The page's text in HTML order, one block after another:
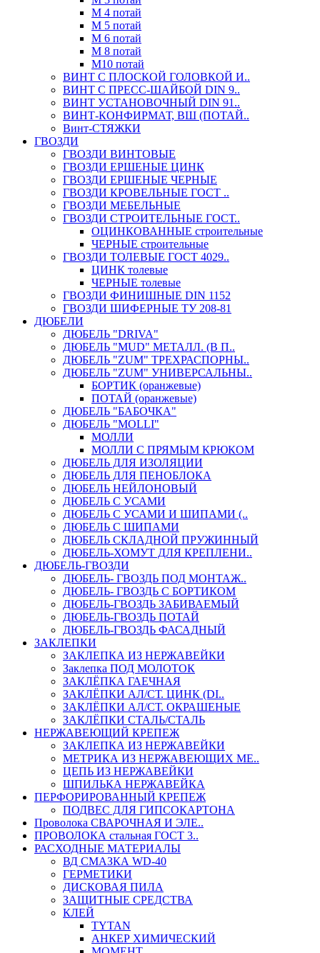
М 4 потай
М 5 потай
М 6 потай
М 8 потай
М10 потай
ВИНТ С ПЛОСКОЙ ГОЛОВКОЙ И..
ВИНТ С ПРЕСС-ШАЙБОЙ DIN 9..
ВИНТ УСТАНОВОЧНЫЙ DIN 91..
ВИНТ-КОНФИРМАТ, ВШ (ПОТАЙ..
Винт-СТЯЖКИ
ГВОЗДИ
ГВОЗДИ ВИНТОВЫЕ
ГВОЗДИ ЕРШЕНЫЕ ЦИНК
ГВОЗДИ ЕРШЕНЫЕ ЧЕРНЫЕ
ГВОЗДИ КРОВЕЛЬНЫЕ ГОСТ ..
ГВОЗДИ МЕБЕЛЬНЫЕ
ГВОЗДИ СТРОИТЕЛЬНЫЕ ГОСТ..
ОЦИНКОВАННЫЕ строительные
ЧЕРНЫЕ строительные
ГВОЗДИ ТОЛЕВЫЕ ГОСТ 4029..
ЦИНК толевые
ЧЕРНЫЕ толевые
ГВОЗДИ ФИНИШНЫЕ DIN 1152
ГВОЗДИ ШИФЕРНЫЕ ТУ 208-81
ДЮБЕЛИ
ДЮБЕЛЬ "DRIVA"
ДЮБЕЛЬ "MUD" МЕТАЛЛ. (В П..
ДЮБЕЛЬ "ZUM" ТРЕХРАСПОРНЫ..
ДЮБЕЛЬ "ZUM" УНИВЕРСАЛЬНЫ..
БОРТИК (оранжевые)
ПОТАЙ (оранжевые)
ДЮБЕЛЬ "БАБОЧКА"
ДЮБЕЛЬ "МOLLI"
МОЛЛИ
МОЛЛИ С ПРЯМЫМ КРЮКОМ
ДЮБЕЛЬ ДЛЯ ИЗОЛЯЦИИ
ДЮБЕЛЬ ДЛЯ ПЕНОБЛОКА
ДЮБЕЛЬ НЕЙЛОНОВЫЙ
ДЮБЕЛЬ С УСАМИ
ДЮБЕЛЬ С УСАМИ И ШИПАМИ (..
ДЮБЕЛЬ С ШИПАМИ
ДЮБЕЛЬ СКЛАДНОЙ ПРУЖИННЫЙ
ДЮБЕЛЬ-ХОМУТ ДЛЯ КРЕПЛЕНИ..
ДЮБЕЛЬ-ГВОЗДИ
ДЮБЕЛЬ- ГВОЗДЬ ПОД МОНТАЖ..
ДЮБЕЛЬ- ГВОЗДЬ С БОРТИКОМ
ДЮБЕЛЬ-ГВОЗДЬ ЗАБИВАЕМЫЙ
ДЮБЕЛЬ-ГВОЗДЬ ПОТАЙ
ДЮБЕЛЬ-ГВОЗДЬ ФАСАДНЫЙ
ЗАКЛЕПКИ
ЗАКЛЕПКА ИЗ НЕРЖАВЕЙКИ
Заклепка ПОД МОЛОТОК
ЗАКЛЁПКА ГАЕЧНАЯ
ЗАКЛЁПКИ АЛ/СТ. ЦИНК (DI..
ЗАКЛЁПКИ АЛ/СТ. ОКРАШЕНЫЕ
ЗАКЛЁПКИ СТАЛЬ/СТАЛЬ
НЕРЖАВЕЮЩИЙ КРЕПЕЖ
ЗАКЛЕПКА ИЗ НЕРЖАВЕЙКИ
МЕТРИКА ИЗ НЕРЖАВЕЮЩИХ МЕ..
ЦЕПЬ ИЗ НЕРЖАВЕЙКИ
ШПИЛЬКА НЕРЖАВЕЙКА
ПЕРФОРИРОВАННЫЙ КРЕПЕЖ
ПОДВЕС ДЛЯ ГИПСОКАРТОНА
Проволока СВАРОЧНАЯ И ЭЛЕ..
ПРОВОЛОКА стальная ГОСТ 3..
РАСХОДНЫЕ МАТЕРИАЛЫ
ВД СМАЗКА WD-40
ГЕРМЕТИКИ
ДИСКОВАЯ ПИЛА
ЗАЩИТНЫЕ СРЕДСТВА
КЛЕЙ
TYTAN
АНКЕР ХИМИЧЕСКИЙ